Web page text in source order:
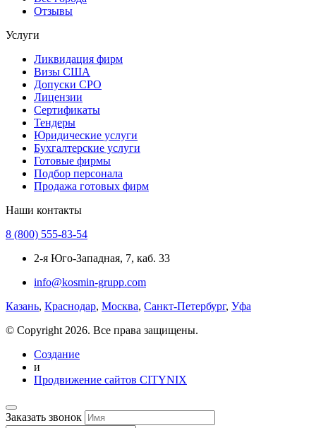
Отзывы
Услуги
Ликвидация фирм
Визы США
Допуски СРО
Лицензии
Сертификаты
Тендеры
Юридические услуги
Бухгалтерские услуги
Готовые фирмы
Подбор персонала
Продажа готовых фирм
Наши контакты
8 (800) 555-83-54
2-я Юго-Западная, 7, каб. 33
info@kosmin-grupp.com
Казань, Краснодар, Москва, Санкт-Петербург, Уфа
© Copyright 2026. Все права защищены.
Создание
и
Продвижение сайтов CITYNIX
Заказать звонок